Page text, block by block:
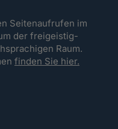
Seitenaufrufen im
der freigeistig-
Raum.
finden Sie hier.